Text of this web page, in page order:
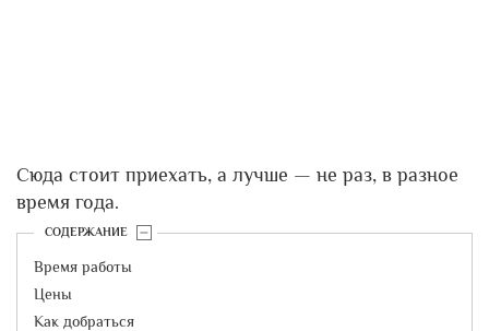
Сюда стоит приехать, а лучше — не раз, в разное
время года.
СОДЕРЖАНИЕ
Время работы
Цены
Как добраться